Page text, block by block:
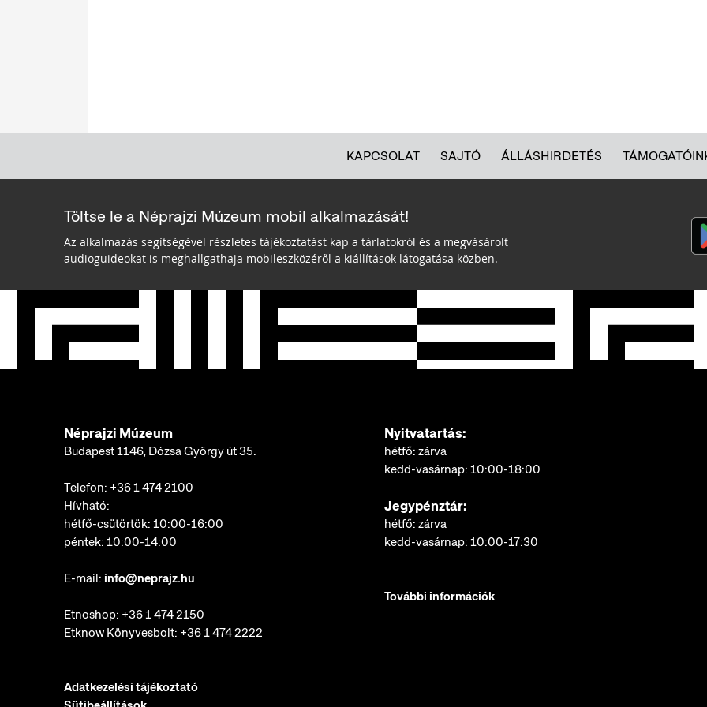
KAPCSOLAT SAJTÓ ÁLLÁSHIRDETÉS
Töltse le a Néprajzi Múzeum mobil alkalmazását!
Az alkalmazás segítségével részletes tájékoztatást kap a tárlatokról és a megvásárolt
audioguideokat is meghallgathaja mobileszközéről a kiállítások látogatása közben.
Néprajzi Múzeum
Budapest 1146, Dózsa György út 35.
Telefon: +36 1 474 2100
Hívható:
hétfő-csütörtök: 10:00-16:00
péntek: 10:00-14:00
E-mail: info@neprajz.hu
Etnoshop: +36 1 474 2150
Etknow Könyvesbolt: +36 1 474 2222
Adatkezelési tájékoztató
Nyitvatartás:
hétfő: zárva
kedd-vasárnap: 10:00-18:00
Jegypénztár:
hétfő: zárva
kedd-vasárnap: 10:00-17:30
További információk